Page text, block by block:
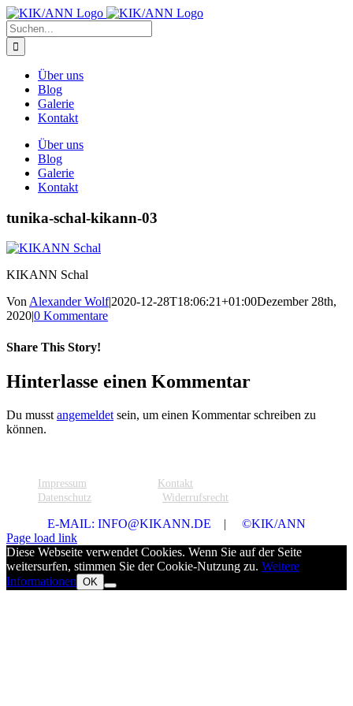
Zum
Inhalt
springen
Suche
nach:
Über uns
Blog
Galerie
Kontakt
Über uns
Blog
Galerie
Kontakt
tunika-schal-kikann-03
KIKANN Schal
VonAlexander Wolf|2020-12-28T18:06:21+01:00Dezember 28th,
2020|0 Kommentare
Share This Story!
Facebook
Pinterest
E-
Mail
Hinterlasse einen Kommentar
Du musst angemeldet sein, um einen Kommentar schreiben zu
können.
Impressum
Kontakt
Datenschutz
Widerrufsrecht
E-MAIL: INFO@KIKANN.DE | ©KIK/ANN
Page load link
Diese Webseite verwendet Cookies. Wenn Sie auf der Seite
weitersurfen, stimmen Sie der Cookie-Nutzung zu. Weitere
Informationen OK